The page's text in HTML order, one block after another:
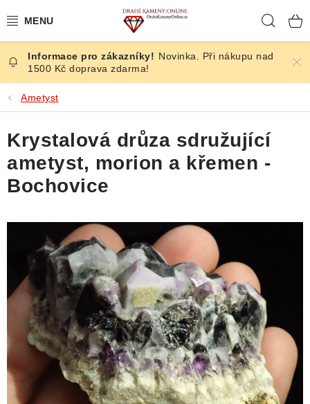
na
ČESKÉ KAMENY
ŠPERKY
KAMENY ZE SVĚTA
BROUŠENÉ
ÚČINKY
KRYSTALY
ČLÁNKY
NALEZIŠTĚ
NÁŠ PŘÍBĚH
Novinka. Při nákupu nad
1500 Kč doprava zdarma!
Ametyst
Krystalová drůza sdružující
ametyst, morion a křemen -
Bochovice